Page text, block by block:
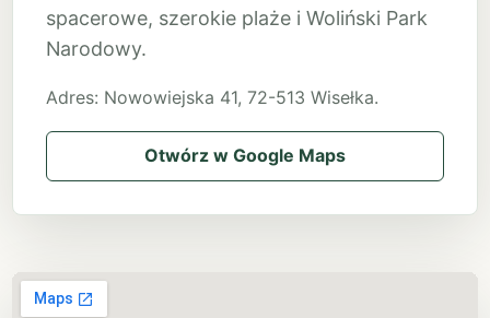
spacerowe, szerokie plaże i Woliński Park
Narodowy.
Adres: Nowowiejska 41, 72-513 Wisełka.
Otwórz w Google Maps